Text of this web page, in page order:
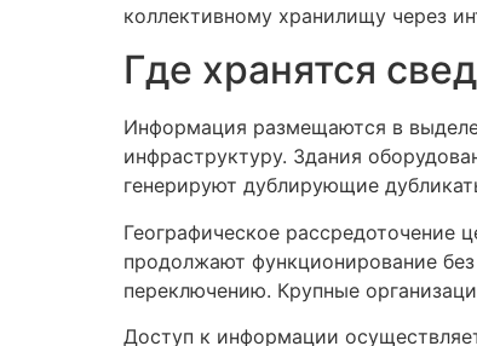
коллективному хранилищу через
Где хранятся
Информация размещаются в
инфраструктуру. Здания
генерируют дублирующие
Географическое рассредоточение
продолжают функционирование
переключению. Крупные
Доступ к информации